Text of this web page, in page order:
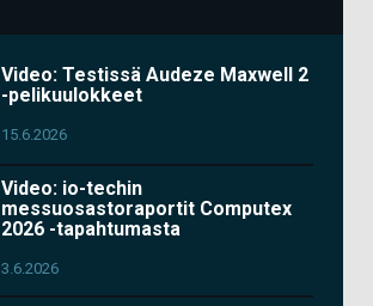
Video: Testissä Audeze Maxwell 2
-pelikuulokkeet
15.6.2026
Video: io-techin
messuosastoraportit Computex
2026 -tapahtumasta
3.6.2026